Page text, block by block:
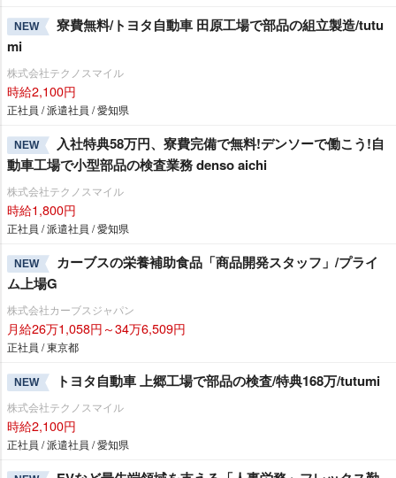
NEW
寮費無料/トヨタ自動車 田原工場で部品の組立製造/tutu
mi
株式会社テクノスマイル
時給2,100円
正社員 / 派遣社員 / 愛知県
NEW
入社特典58万円、寮費完備で無料!デンソーで働こう!自
動車工場で小型部品の検査業務 denso aichi
株式会社テクノスマイル
時給1,800円
正社員 / 派遣社員 / 愛知県
NEW
カーブスの栄養補助食品「商品開発スタッフ」/プライ
ム上場G
株式会社カーブスジャパン
月給26万1,058円～34万6,509円
正社員 / 東京都
NEW トヨタ自動車 上郷工場で部品の検査/特典168万/tutumi
株式会社テクノスマイル
時給2,100円
正社員 / 派遣社員 / 愛知県